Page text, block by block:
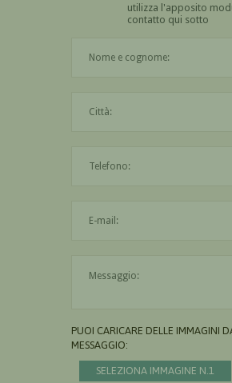
utilizza l'apposito
contatto qui sotto
PUOI CARICARE DELLE IMMAGINI
MESSAGGIO:
SELEZIONA IMMAGINE N.1